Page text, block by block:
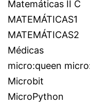
Matemáticas II C
MATEMÁTICAS1
MATEMÁTICAS2
Médicas
micro:queen
Microbit
MicroPython